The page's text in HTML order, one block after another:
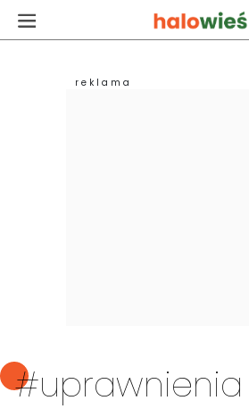
#uprawnienia